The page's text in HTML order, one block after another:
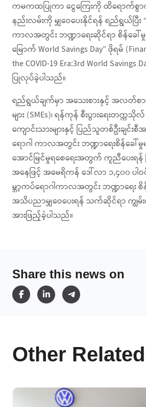
ကမကထပြုကာ ငွေကြေးကို ထိရောက်စွ
နည်းလမ်းကို မျှဝေပေးနိုင်ရန် ရည်ရွယ်ပြီး
ကာလအတွင်း ဘဏ္ဍာရေးဆိုင်ရာ စိန်ခေါ်
မြောက် World Savings Day” ဖိုရမ်
the COVID-19 Era:3rd World Savings
ပြုလုပ်ခဲ့ပါသည်။
ရည်ရွယ်ချက်မှာ အသေးစားနှင့် အလတ်စား
များ (SMEs)၊ ရန်ကုန် စီးပွားရေးတက္ကသို
ကျောင်းသားများနှင့် ပြည်သူတစ်ဦးချင်
ရောဂါ ကာလအတွင်း ဘဏ္ဍာရေးစိန်ခေါ်မှု
အောင်မြင်မှုရစေရေးအတွက် ကူညီပေးရန်
အနေဖြင့် အမေရိကန် ဒေါ်လာ ၁,၄၀၀ ပါ
မ္ဘာ့ကပ်ရောဂါကာလအတွင်း ဘဏ္ဍာရေး စိန်
အသိပညာမျှဝေပေးရန် သက်ဆိုင်ရာ ကျွမ်းက
အားဖြည့်ခဲ့ပါသည်။
Share this news on
Other